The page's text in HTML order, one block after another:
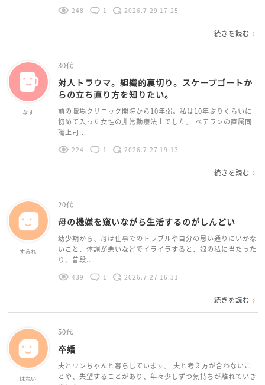
248 1 2026.7.29 17:25
続きを読む
なす
30代
対人トラウマ。組織的裏切り。スケープゴートか
らの立ち直り方を知りたい。
前の職場クリニック開院から10年弱。私は10年ぶりくらいに
初めて入った女性の非常勤療法士でした。 ベテランの直属同
職上司...
224 1 2026.7.27 19:13
続きを読む
すみれ
20代
母の機嫌を窺いながら生活するのがしんどい
幼少期から、母は仕事でのトラブルや自分の思い通りにいかな
いこと、体調が悪いなどでイライラすると、娘の私に当たった
り、普段...
439 1 2026.7.27 16:31
続きを読む
はねい
50代
卒婚
夫とワンちゃんと暮らしています。 夫と考え方が合わないこ
とや、失望することがあり、年々少しずつ気持ちが離れていき